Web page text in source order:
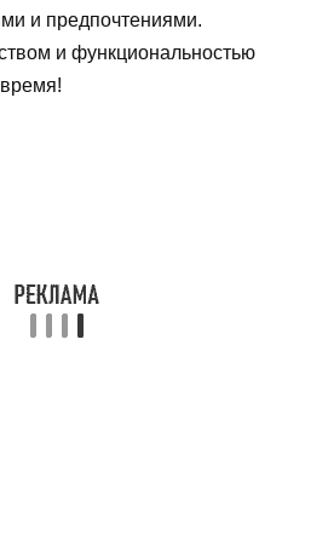
и предпочтениями.
и функциональностью